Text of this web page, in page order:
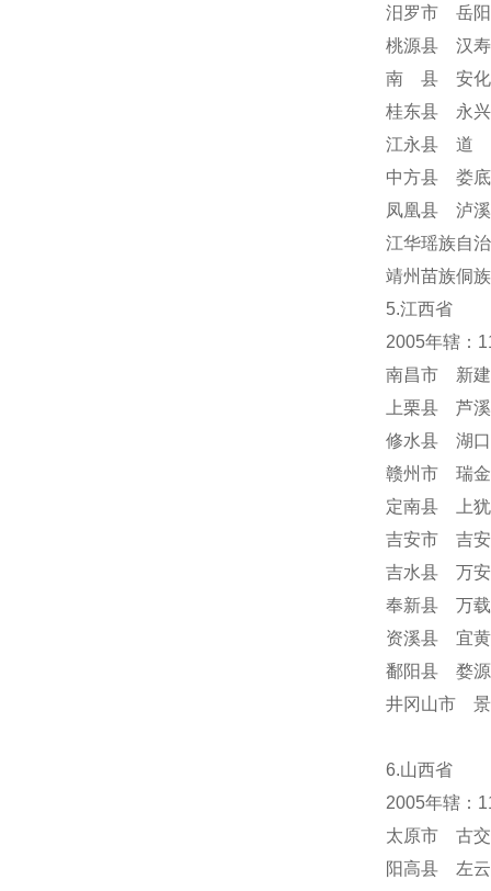
汨罗市 岳
桃源县 汉
南 县 安化
桂东县 永
江永县 道
中方县 娄
凤凰县 泸
江华瑶族自
靖州苗族侗
5.江西省
2005年辖：
南昌市 新
上栗县 芦
修水县 湖
赣州市 瑞
定南县 上
吉安市 吉
吉水县 万
奉新县 万
资溪县 宜
鄱阳县 婺
井冈山市 景
6.山西省
2005年辖：
太原市 古
阳高县 左